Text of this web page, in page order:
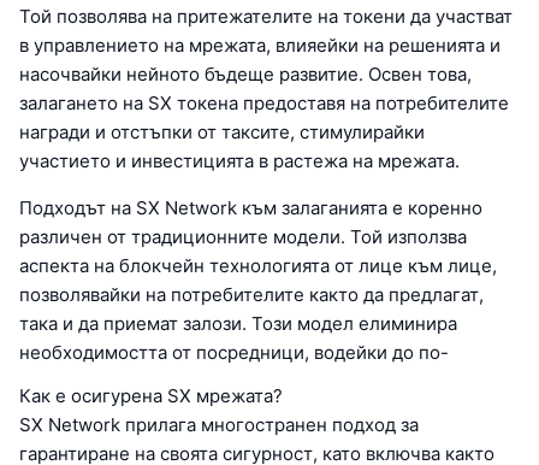
Той позволява на притежателите на токени да участват
в управлението на мрежата, влияейки на решенията и
насочвайки нейното бъдеще развитие. Освен това,
залагането на SX токена предоставя на потребителите
награди и отстъпки от таксите, стимулирайки
участието и инвестицията в растежа на мрежата.
Подходът на SX Network към залаганията е коренно
различен от традиционните модели. Той използва
аспекта на блокчейн технологията от лице към лице,
позволявайки на потребителите както да предлагат,
така и да приемат залози. Този модел елиминира
необходимостта от посредници, водейки до по-
Как е осигурена SX мрежата?
SX Network прилага многостранен подход за
гарантиране на своята сигурност, като включва както